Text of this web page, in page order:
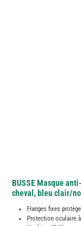
BUSSE Masque
cheval, bleu clair/
Franges fixes
Protection oculaire